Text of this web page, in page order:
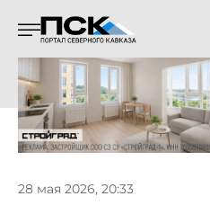
28 мая 2026, 20:33